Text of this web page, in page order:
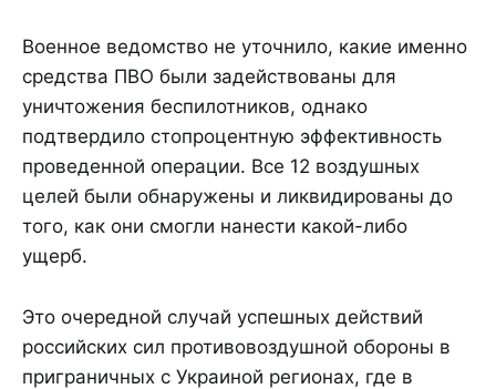
Военное ведомство не уточнило, какие именно
средства ПВО были задействованы для
уничтожения беспилотников, однако
подтвердило стопроцентную эффективность
проведенной операции. Все 12 воздушных
целей были обнаружены и ликвидированы до
того, как они смогли нанести какой-либо
ущерб.
Это очередной случай успешных действий
российских сил противовоздушной обороны в
приграничных с Украиной регионах, где в